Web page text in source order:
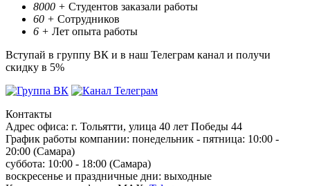
8000 + Студентов заказали работы
60 + Сотрудников
6 + Лет опыта работы
Вступай в группу ВК и в наш Телеграм канал и получи
скидку в 5%
Контакты
Адрес офиса: г. Тольятти, улица 40 лет Победы 44
График работы компании: понедельник - пятница: 10:00 -
20:00 (Самара)
суббота: 10:00 - 18:00 (Самара)
воскресенье и праздничные дни: выходные